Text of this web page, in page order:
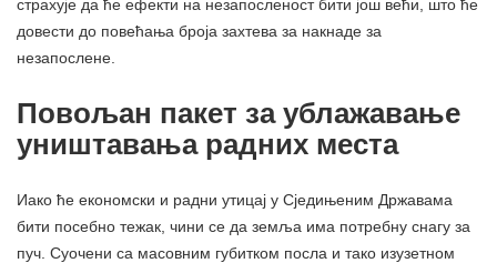
страхује да ће ефекти на незапосленост бити још већи, што ће
довести до повећања броја захтева за накнаде за
незапослене.
Повољан пакет за ублажавање
уништавања радних места
Иако ће економски и радни утицај у Сједињеним Државама
бити посебно тежак, чини се да земља има потребну снагу за
пуч. Суочени са масовним губитком посла и тако изузетном